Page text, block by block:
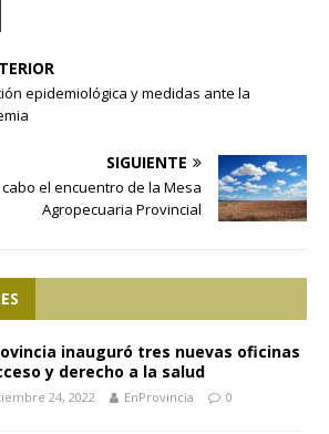
epidemiológica y medidas ante la
SIGUIENTE
el encuentro de la Mesa
Agropecuaria Provincial
inauguró tres nuevas oficinas
y derecho a la salud
24, 2022 EnProvincia 0